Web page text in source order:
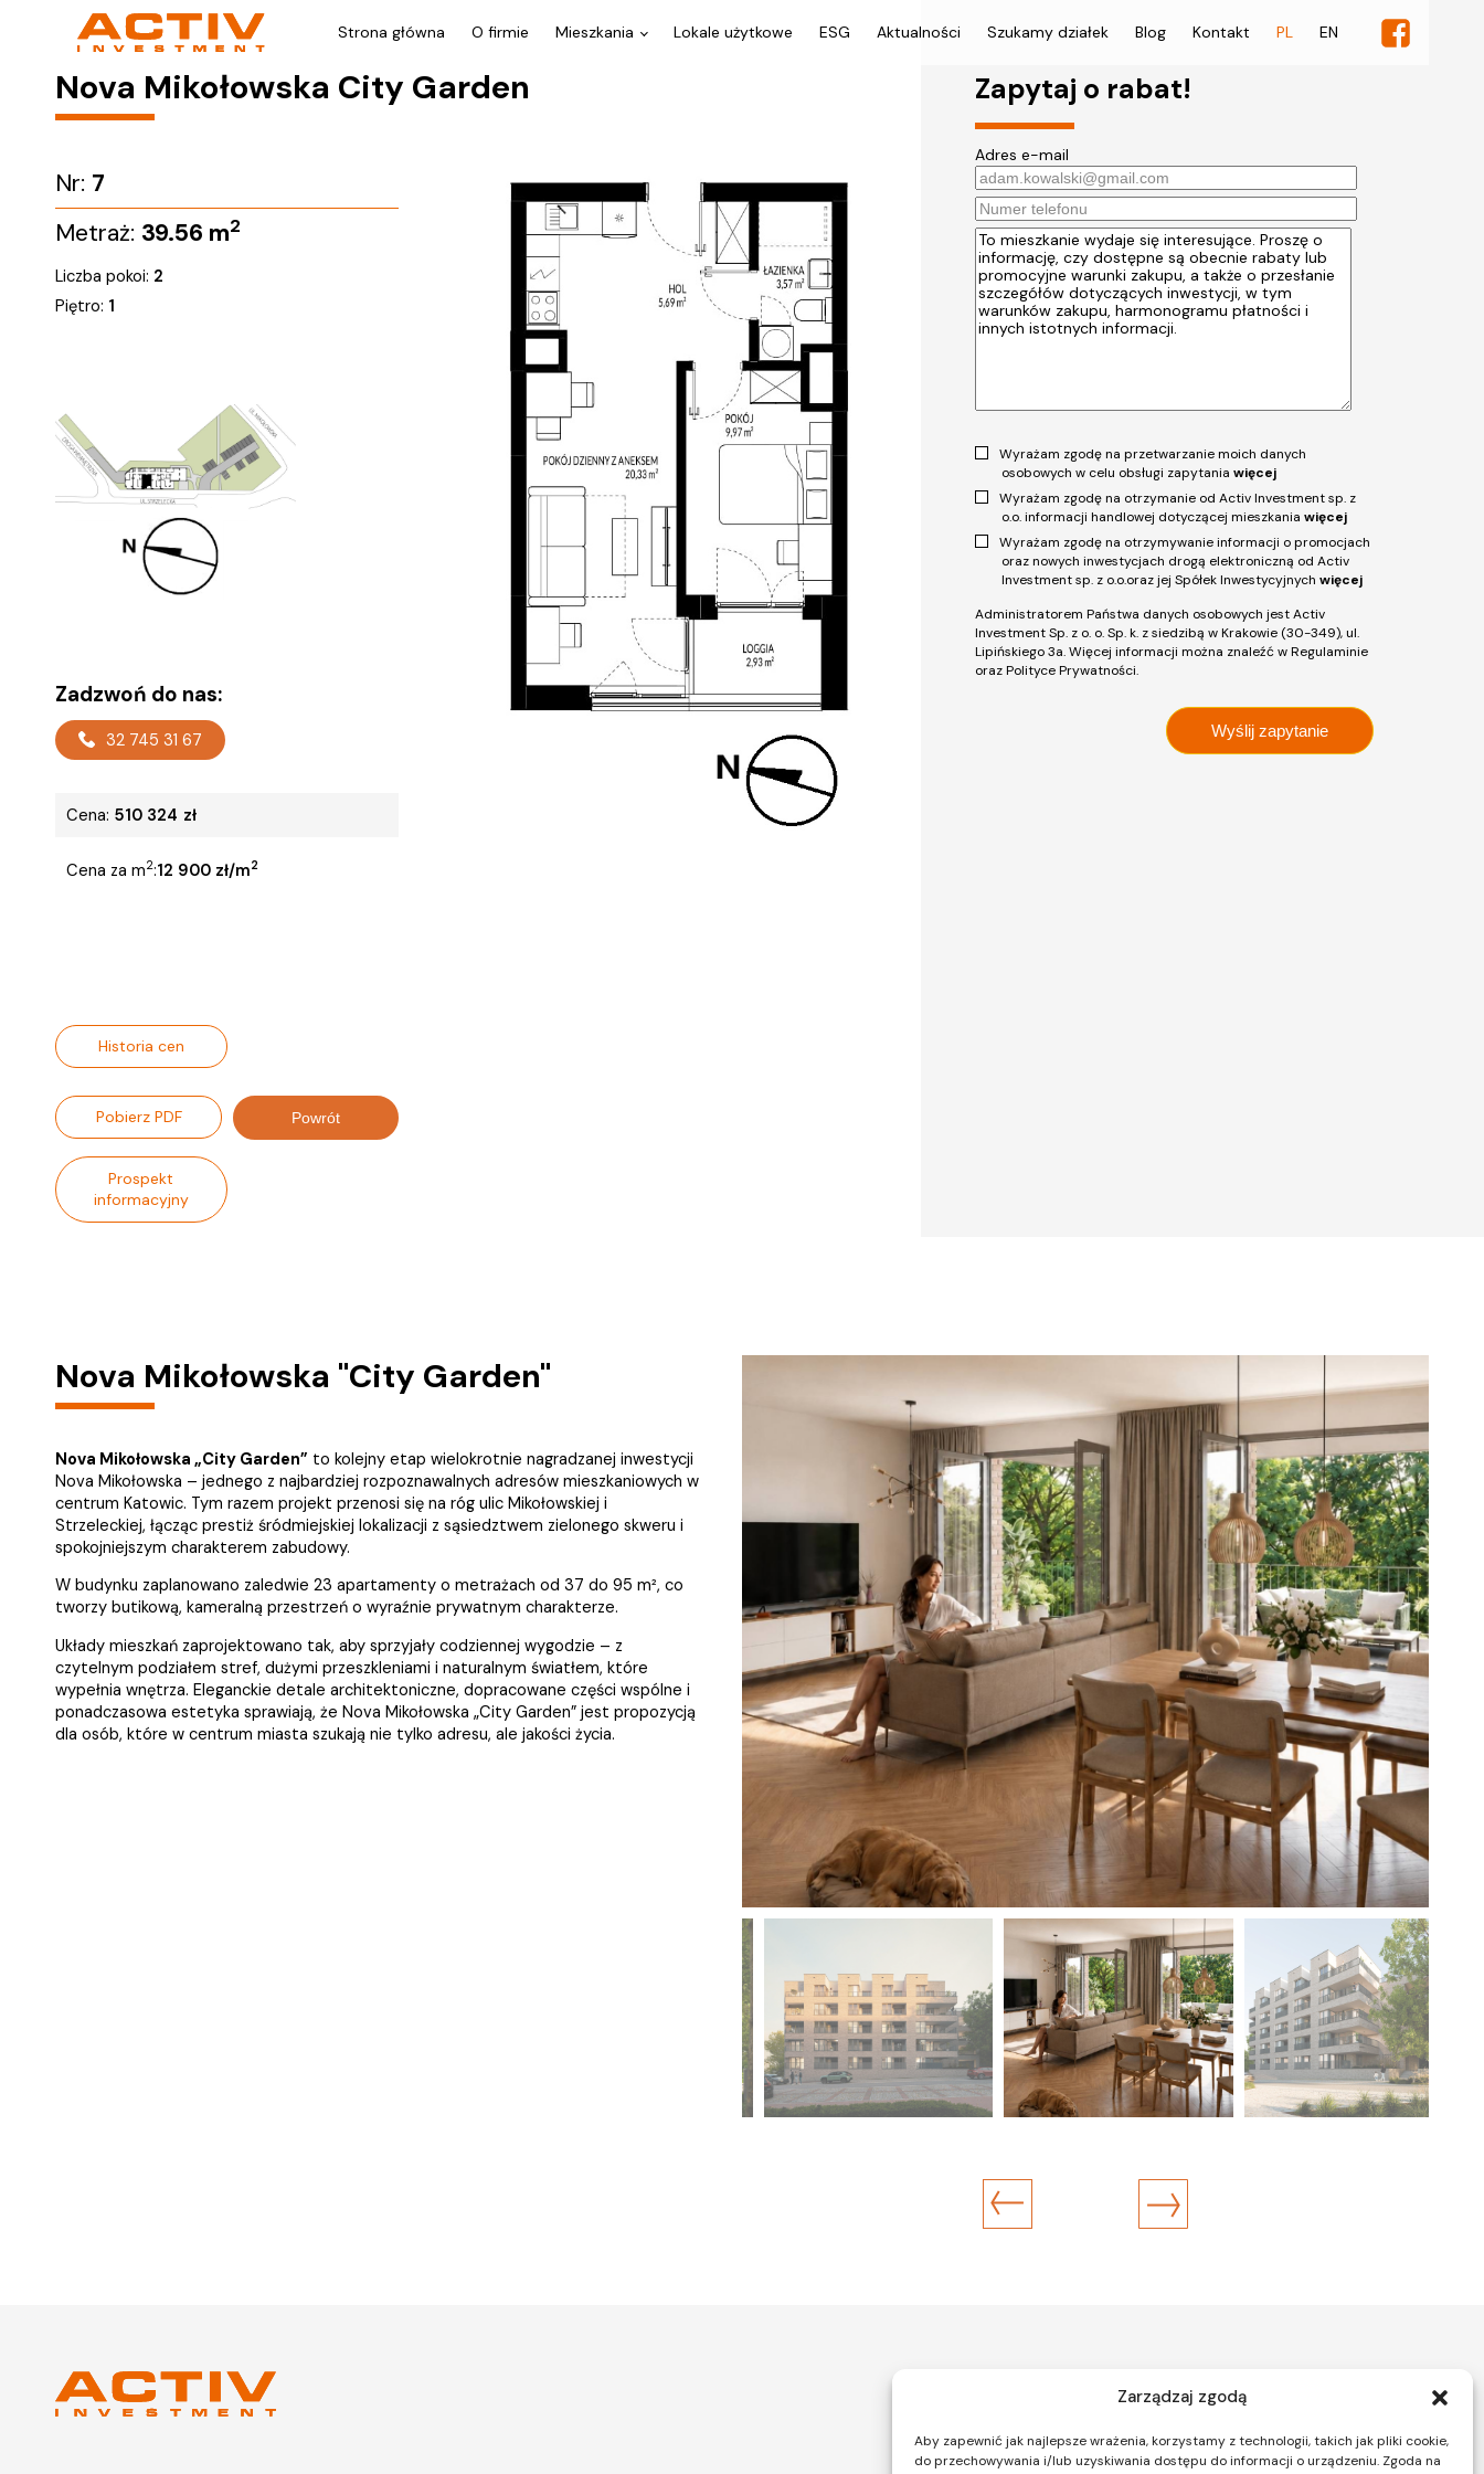
Zarządzaj zgodą
Aby zapewnić jak najlepsze wrażenia, korzystamy z technologii, takich jak pliki cookie,
do przechowywania i/lub uzyskiwania dostępu do informacji o urządzeniu. Zgoda na
Strona główna O firmie Mieszkania Lokale użytkowe ESG Aktualności Szukamy działek Blog Kontakt PL EN
Nova Mikołowska City Garden
Nr: 7
Metraż: 39.56 m2
Liczba pokoi: 2
Piętro: 1
Zadzwoń do nas:
32 745 31 67
Cena: 510 324 zł
Cena za m2:12 900 zł/m2
Historia cen
Pobierz PDF Powrót
Prospekt
informacyjny
Zapytaj o rabat!
Adres e-mail
Wyrażam zgodę na przetwarzanie moich danych
osobowych w celu obsługi zapytaniawięcej
Wyrażam zgodę na otrzymanie od Activ Investment sp. z
o.o. informacji handlowej dotyczącej mieszkaniawięcej
Wyrażam zgodę na otrzymywanie informacji o promocjach
oraz nowych inwestycjach drogą elektroniczną od Activ
Investment sp. z o.o.oraz jej Spółek Inwestycyjnychwięcej
Administratorem Państwa danych osobowych jest Activ
Investment Sp. z o. o. Sp. k. z siedzibą w Krakowie (30-349), ul.
Lipińskiego 3a. Więcej informacji można znaleźć w Regulaminie
oraz Polityce Prywatności.
Nova Mikołowska "City Garden"
Nova Mikołowska „City Garden” to kolejny etap wielokrotnie nagradzanej inwestycji
Nova Mikołowska – jednego z najbardziej rozpoznawalnych adresów mieszkaniowych w
centrum Katowic. Tym razem projekt przenosi się na róg ulic Mikołowskiej i
Strzeleckiej, łącząc prestiż śródmiejskiej lokalizacji z sąsiedztwem zielonego skweru i
spokojniejszym charakterem zabudowy.
W budynku zaplanowano zaledwie 23 apartamenty o metrażach od 37 do 95 m², co
tworzy butikową, kameralną przestrzeń o wyraźnie prywatnym charakterze.
Układy mieszkań zaprojektowano tak, aby sprzyjały codziennej wygodzie – z
czytelnym podziałem stref, dużymi przeszkleniami i naturalnym światłem, które
wypełnia wnętrza. Eleganckie detale architektoniczne, dopracowane części wspólne i
ponadczasowa estetyka sprawiają, że Nova Mikołowska „City Garden” jest propozycją
dla osób, które w centrum miasta szukają nie tylko adresu, ale jakości życia.